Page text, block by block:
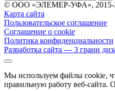
© ООО «ЭЛЕМЕР-УФА», 2015-
Карта сайта
Пользовательское соглашение
Соглашение о cookie
Политика конфиденциальности
Разработка сайта — 3 грани
Мы используем файлы cookie,
правильную работу веб-сайта.